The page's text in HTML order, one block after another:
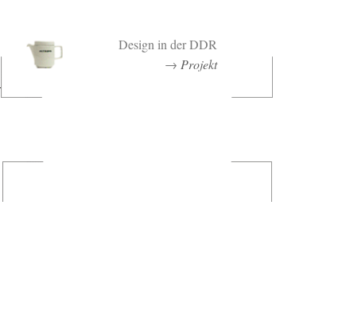
Design in der DDR
→ Projekt